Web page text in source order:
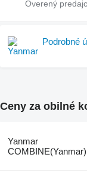
Podrobné
Ceny za obilné
Yanmar
COMBINE(Yanmar)